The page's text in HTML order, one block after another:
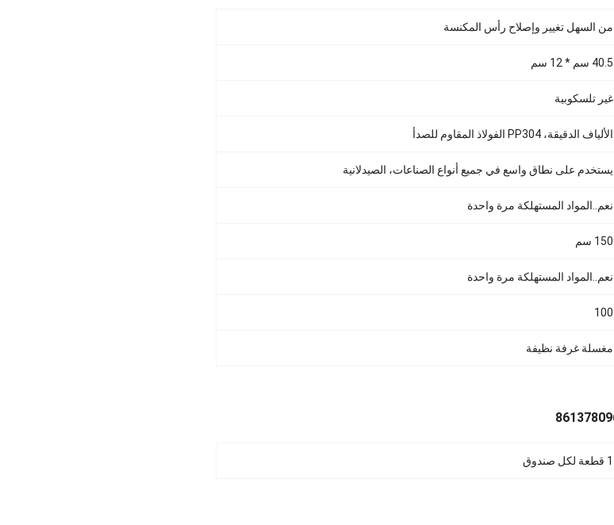
من السهل تغيير وإصلاح رأس المكنسة
40.5 سم * 12 سم
غير تلسكوبية
الألياف الدقيقة، PP304 الفولاذ المقاوم للصدأ
يستخدم على نطاق واسع في جميع أنواع الصناعات، الصيدلانية
نعم..المواد المستهلكة مرة واحدة
150 سم
نعم..المواد المستهلكة مرة واحدة
100
مغسلة غرفة نظيفة
1 قطعة لكل صندوق